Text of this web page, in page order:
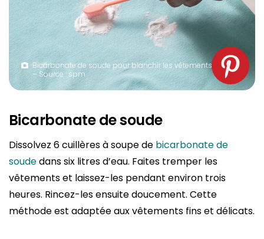
Bicarbonate de soude pour blanchir les vêtements
– Source : spm
Bicarbonate de soude
Dissolvez 6 cuillères à soupe de bicarbonate de
soudedans six litres d’eau. Faites tremper les
vêtements et laissez-les pendant environ trois
heures. Rincez-les ensuite doucement. Cette
méthode est adaptée aux vêtements fins et délicats.